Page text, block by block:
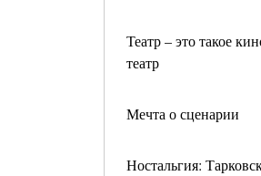
Театр – это такое
театр
Мечта о сценарии
Ностальгия: